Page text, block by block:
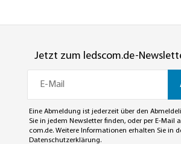
Jetzt zum ledscom.de-
Eine Abmeldung ist jederzeit über den
Sie in jedem Newsletter finden, oder per E-Mail
com.de. Weitere Informationen erhalten Sie in
Datenschutzerklärung.